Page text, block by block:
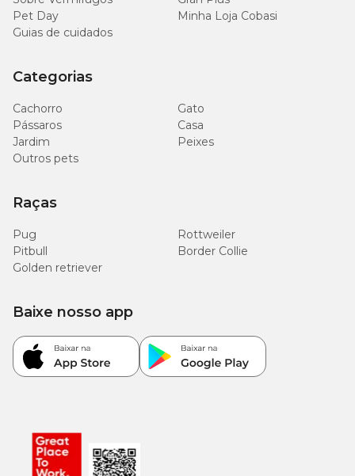
Pet Day
Minha Loja Cobasi
Guias de cuidados
Categorias
Cachorro
Gato
Pássaros
Casa
Jardim
Peixes
Outros pets
Raças
Pug
Rottweiler
Pitbull
Border Collie
Golden retriever
Baixe nosso app